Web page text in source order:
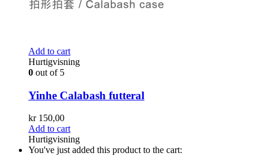
Add to cart
Hurtigvisning
0 out of 5
Yinhe Calabash futteral
kr150,00
Add to cart
Hurtigvisning
You've just added this product to the cart: